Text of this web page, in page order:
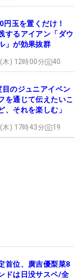
玉を置くだけ！
するアイアン「ダウ
」が効果抜群
木) 12時00分 40
のジュニアイベン
を通じて伝えたいこ
、それを楽しむ」
木) 17時43分 19
首位、廣吉優梨菜8
ドは日没サスペ/全